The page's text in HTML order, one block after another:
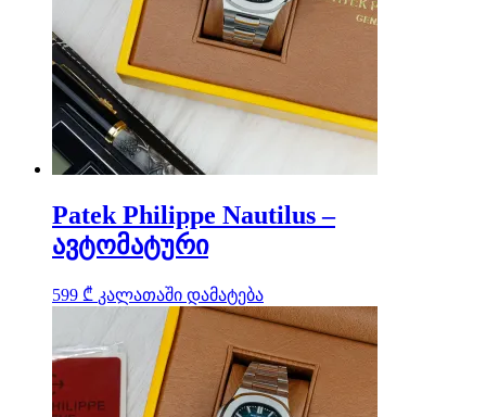
Patek Philippe Nautilus –
ავტომატური
599 ₾ კალათაში დამატება